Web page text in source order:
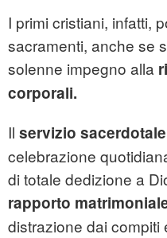
I primi cristiani, infatti,
sacramenti, anche se
solenne impegno alla
corporali.
Il servizio sacerdotale
celebrazione
di totale dedizione a
rapporto
distrazione dai compiti